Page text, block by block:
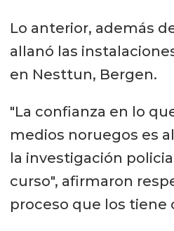
Lo anterior, además
allanó las
en Nesttun, Bergen.
"La confianza en lo
medios noruegos es
la investigación
curso", afirmaron
proceso que los tiene